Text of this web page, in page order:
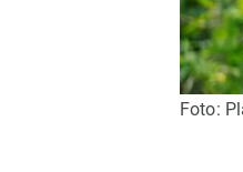
Foto: